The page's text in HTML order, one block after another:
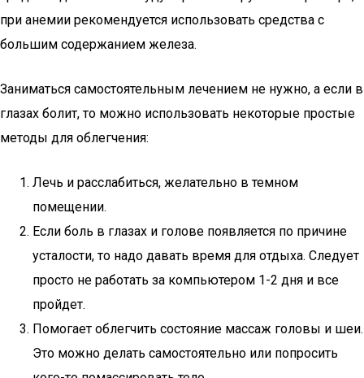
при анемии рекомендуется использовать средства с
большим содержанием железа.
Заниматься самостоятельным лечением не нужно, а если в
глазах болит, то можно использовать некоторые простые
методы для облегчения:
Лечь и расслабиться, желательно в темном
помещении.
Если боль в глазах и голове появляется по причине
усталости, то надо давать время для отдыха. Следует
просто не работать за компьютером 1-2 дня и все
пройдет.
Помогает облегчить состояние массаж головы и шеи.
Это можно делать самостоятельно или попросить